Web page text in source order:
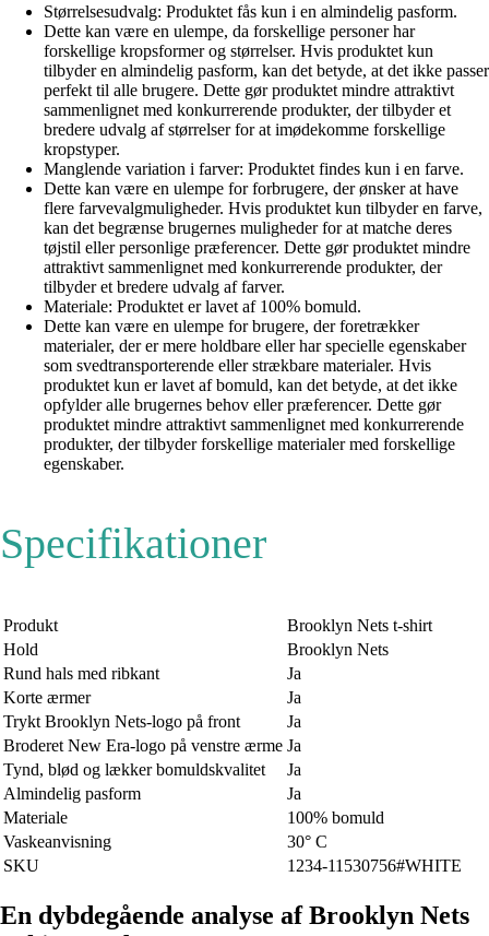
Størrelsesudvalg: Produktet fås kun i en almindelig pasform.
Dette kan være en ulempe, da forskellige personer har
forskellige kropsformer og størrelser. Hvis produktet kun
tilbyder en almindelig pasform, kan det betyde, at det ikke passer
perfekt til alle brugere. Dette gør produktet mindre attraktivt
sammenlignet med konkurrerende produkter, der tilbyder et
bredere udvalg af størrelser for at imødekomme forskellige
kropstyper.
Manglende variation i farver: Produktet findes kun i en farve.
Dette kan være en ulempe for forbrugere, der ønsker at have
flere farvevalgmuligheder. Hvis produktet kun tilbyder en farve,
kan det begrænse brugernes muligheder for at matche deres
tøjstil eller personlige præferencer. Dette gør produktet mindre
attraktivt sammenlignet med konkurrerende produkter, der
tilbyder et bredere udvalg af farver.
Materiale: Produktet er lavet af 100% bomuld.
Dette kan være en ulempe for brugere, der foretrækker
materialer, der er mere holdbare eller har specielle egenskaber
som svedtransporterende eller strækbare materialer. Hvis
produktet kun er lavet af bomuld, kan det betyde, at det ikke
opfylder alle brugernes behov eller præferencer. Dette gør
produktet mindre attraktivt sammenlignet med konkurrerende
produkter, der tilbyder forskellige materialer med forskellige
egenskaber.
Specifikationer
Produkt
Brooklyn Nets t-shirt
Hold
Brooklyn Nets
Rund hals med ribkant
Ja
Korte ærmer
Ja
Trykt Brooklyn Nets-logo på front
Ja
Broderet New Era-logo på venstre ærme Ja
Tynd, blød og lækker bomuldskvalitet
Ja
Almindelig pasform
Ja
Materiale
100% bomuld
Vaskeanvisning
30° C
SKU
1234-11530756#WHITE
En dybdegående analyse af Brooklyn Nets